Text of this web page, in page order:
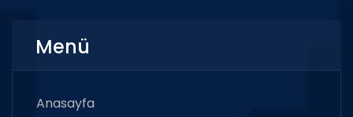
Menü
Anasayfa